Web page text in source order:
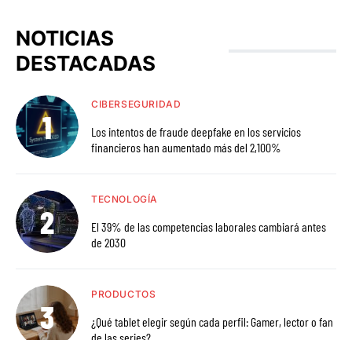
NOTICIAS
DESTACADAS
CIBERSEGURIDAD
Los intentos de fraude deepfake en los servicios
financieros han aumentado más del 2,100%
TECNOLOGÍA
El 39% de las competencias laborales cambiará antes
de 2030
PRODUCTOS
¿Qué tablet elegir según cada perfil: Gamer, lector o fan